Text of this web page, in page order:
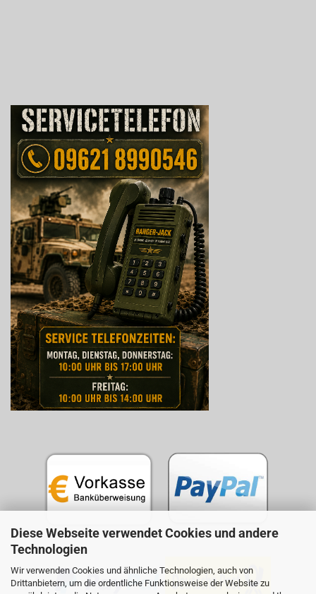
Diese Webseite verwendet Cookies und andere
Technologien
Wir verwenden Cookies und ähnliche Technologien, auch von
Drittanbietern, um die ordentliche Funktionsweise der Website zu